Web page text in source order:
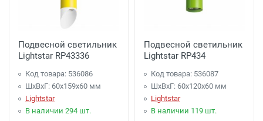
Подвесной светильник
Lightstar RP43336
Код товара: 536086
ШхВхГ: 60x159x60 мм
Lightstar
В наличии 294 шт.
Подвесной светильник
Lightstar RP434
Код товара: 536087
ШхВхГ: 60x120x60 мм
Lightstar
В наличии 119 шт.